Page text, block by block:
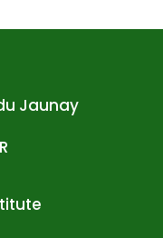
Jaunay
etuti